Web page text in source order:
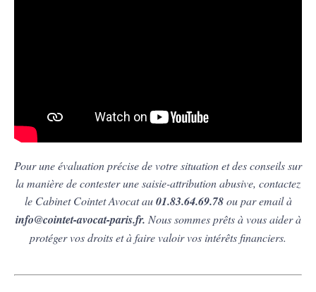
Pour une évaluation précise de votre situation et des conseils sur
la manière de contester une saisie-attribution abusive, contactez
le Cabinet Cointet Avocat au01.83.64.69.78ou par email à
info@cointet-avocat-paris.fr. Nous sommes prêts à vous aider à
protéger vos droits et à faire valoir vos intérêts financiers.